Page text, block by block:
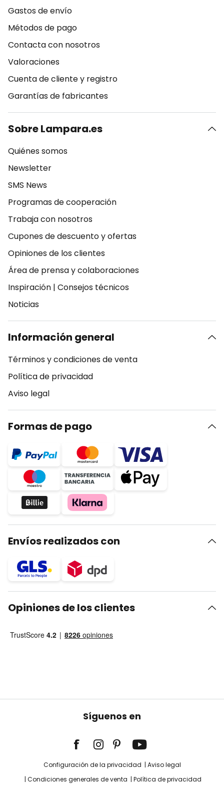
Gastos de envío
Métodos de pago
Contacta con nosotros
Valoraciones
Cuenta de cliente y registro
Garantías de fabricantes
Sobre Lampara.es
Quiénes somos
Newsletter
SMS News
Programas de cooperación
Trabaja con nosotros
Cupones de descuento y ofertas
Opiniones de los clientes
Área de prensa y colaboraciones
Inspiración | Consejos técnicos
Noticias
Información general
Términos y condiciones de venta
Política de privacidad
Aviso legal
Formas de pago
Envíos realizados con
Opiniones de los clientes
Síguenos en
Configuración de la privacidad
Aviso legal
Condiciones generales de venta
Política de privacidad